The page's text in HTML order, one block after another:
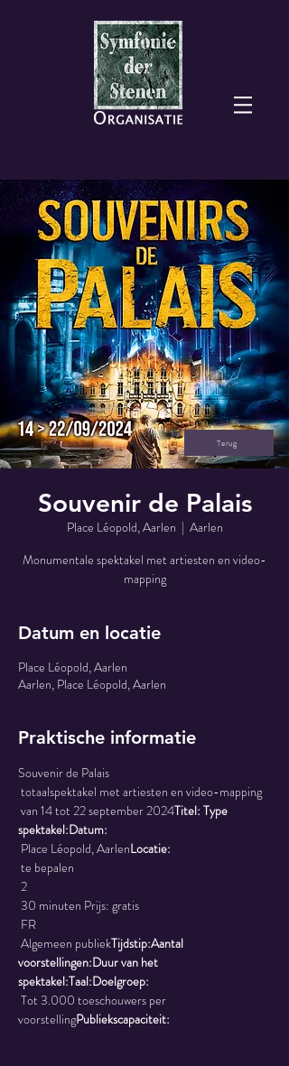
Souvenir de Palais
Place Léopold, Aarlen
  |
Aarlen
Monumentale spektakel met artiesten en video-
mapping
Datum en locatie
Place Léopold, Aarlen
Aarlen, Place Léopold, Aarlen
Praktische informatie
Souvenir de Palais
totaalspektakel met artiesten en video-mapping
van 14 tot 22 september 2024Titel: Type
spektakel:Datum:
Place Léopold, AarlenLocatie:
te bepalen
2
30 minuten Prijs: gratis
FR
Algemeen publiekTijdstip:Aantal
voorstellingen:Duur van het
spektakel:Taal:Doelgroep:
voorstellingPubliekscapaciteit:
Terug